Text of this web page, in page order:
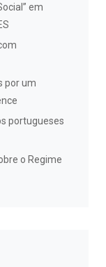
em
por um
portugueses
o Regime